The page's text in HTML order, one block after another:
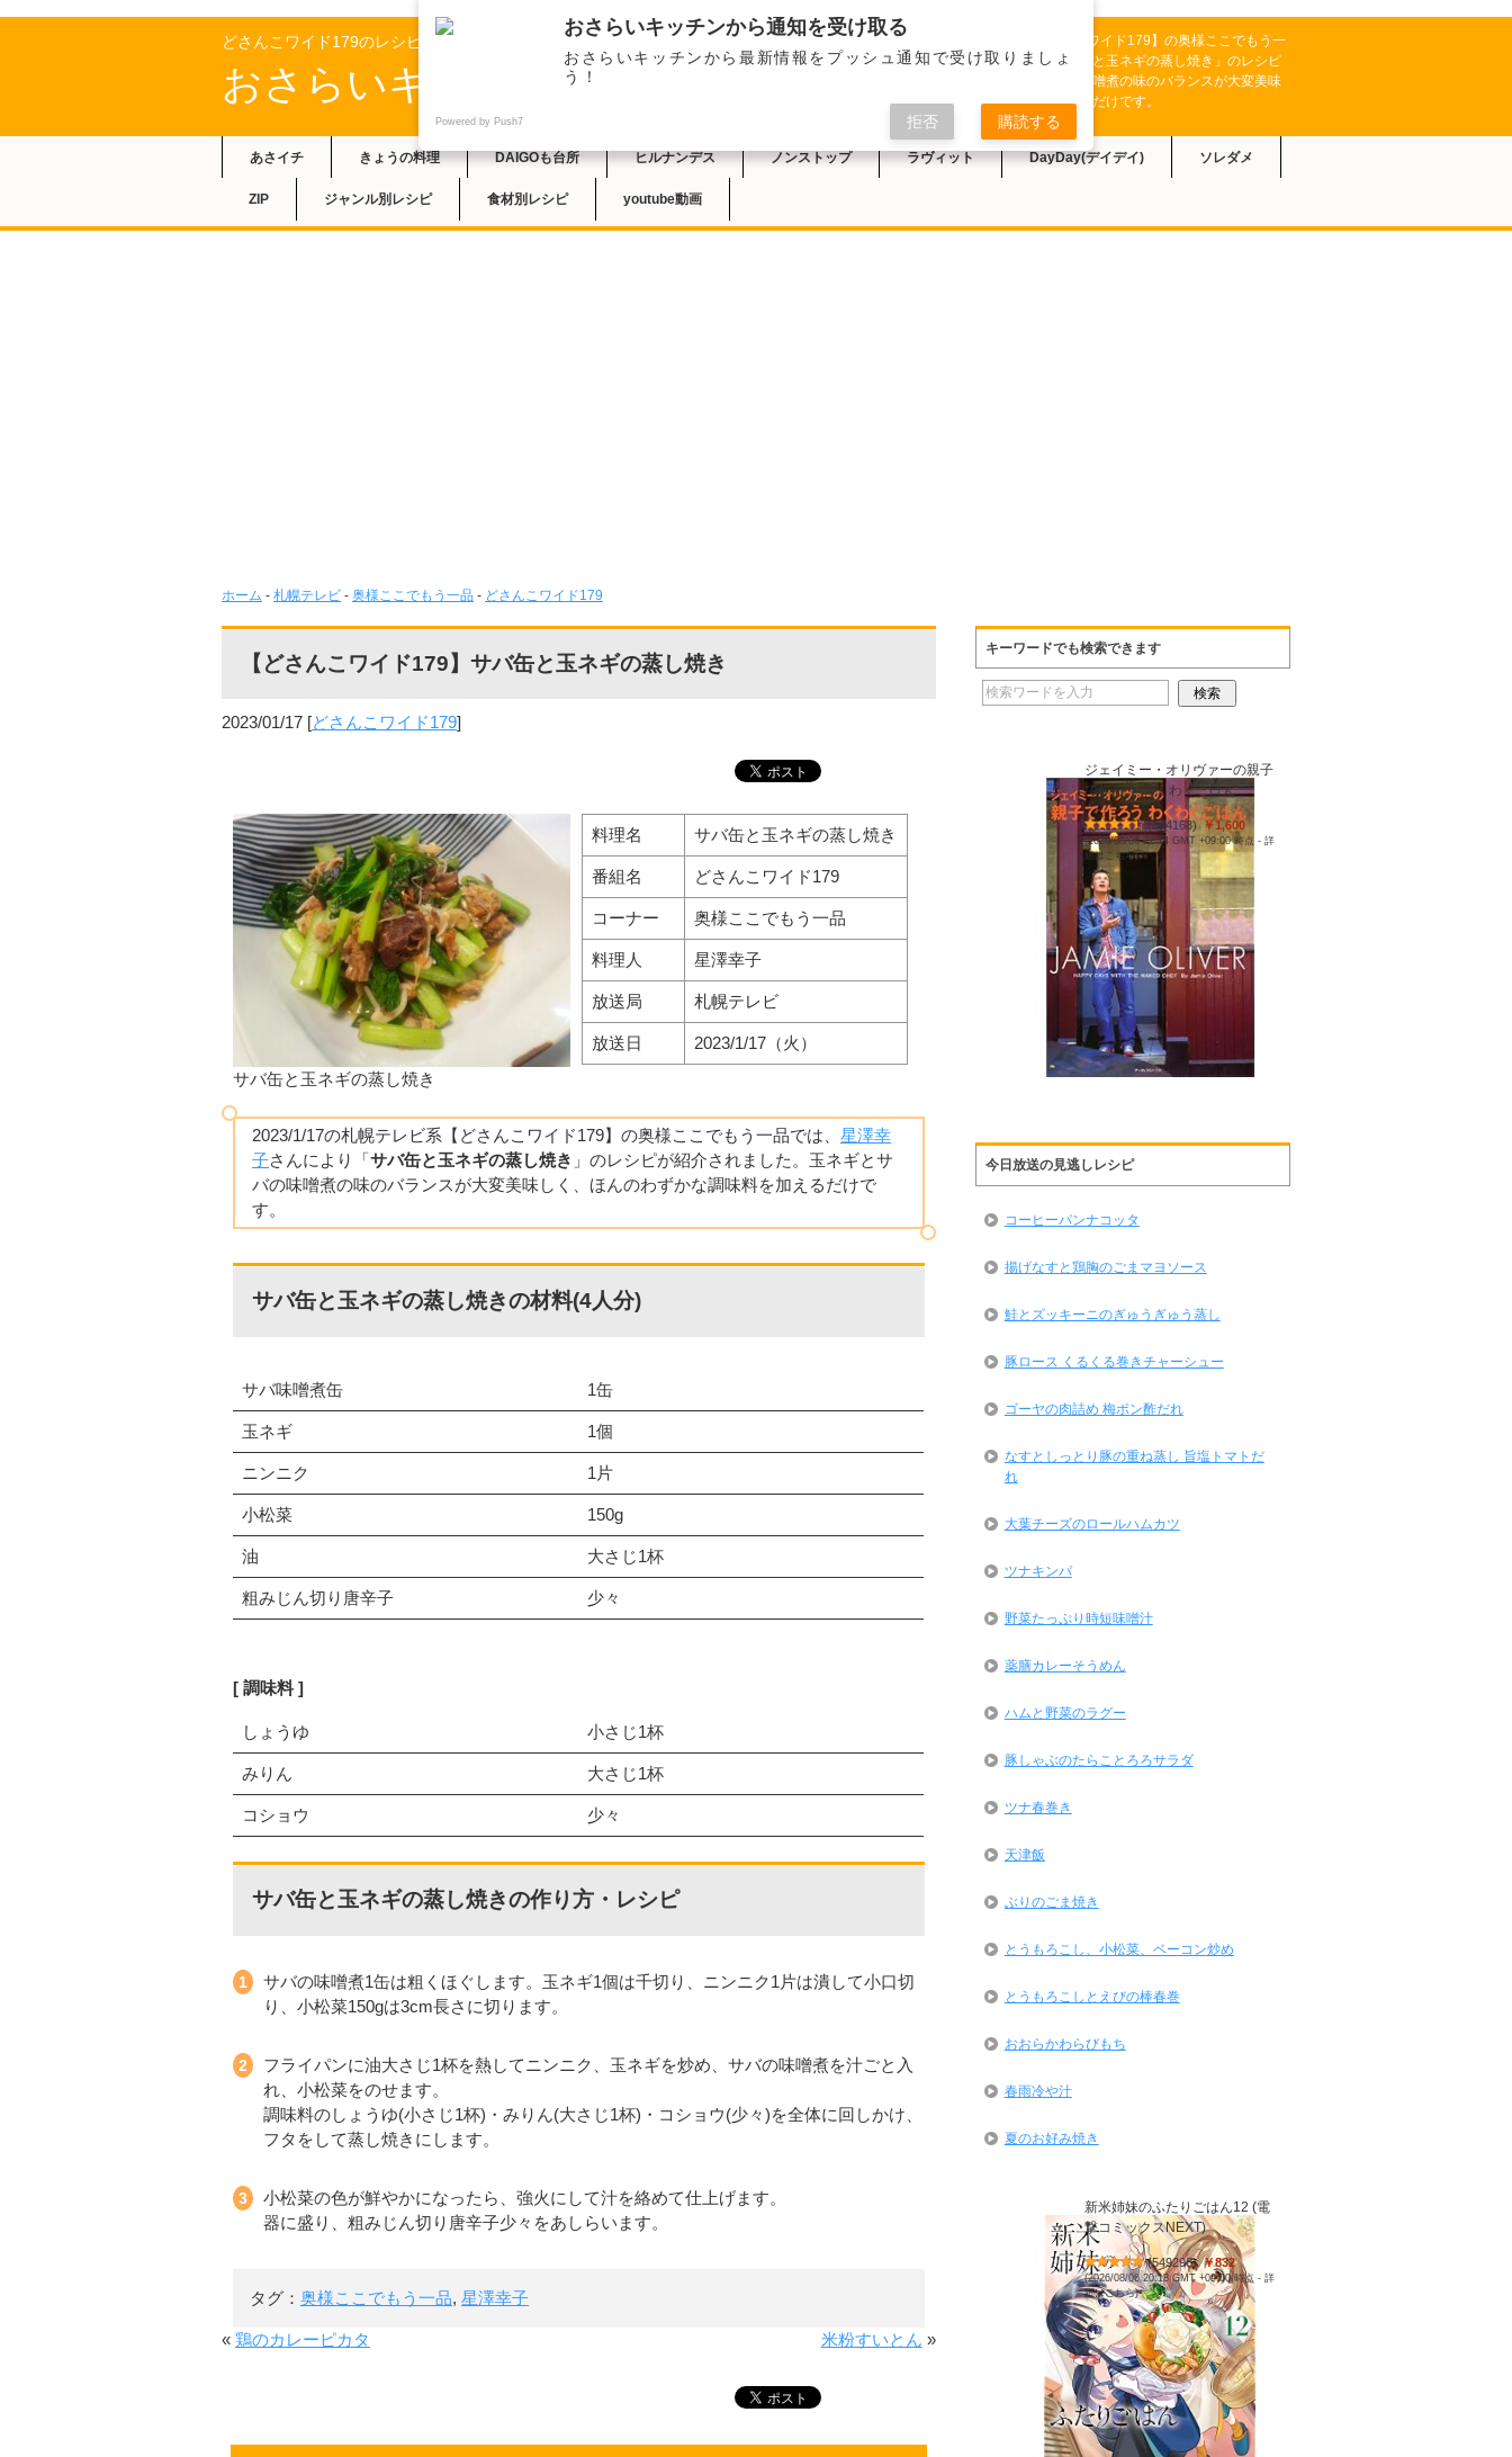
どさんこワイド179のレシピ
おさらいキッチン
2023/1/17の札幌テレビ系【どさんこワイド179】の奥様ここでもう一
品では、星澤幸子さんにより「サバ缶と玉ネギの蒸し焼き」のレシピ
が紹介されました。玉ネギとサバの味噌煮の味のバランスが大変美味
しく、ほんのわずかな調味料を加えるだけです。
あさイチ きょうの料理 DAIGOも台所 ヒルナンデス ノンストップ ラヴィット DayDay(デイデイ) ソレダメ
ZIP ジャンル別レシピ 食材別レシピ youtube動画
ホーム - 札幌テレビ - 奥様ここでもう一品 - どさんこワイド179
【どさんこワイド179】サバ缶と玉ネギの蒸し焼き
2023/01/17 [どさんこワイド179]
サバ缶と玉ネギの蒸し焼き
料理名 サバ缶と玉ネギの蒸し焼き
番組名 どさんこワイド179
コーナー 奥様ここでもう一品
料理人 星澤幸子
放送局 札幌テレビ
放送日 2023/1/17（火）
2023/1/17の札幌テレビ系【どさんこワイド179】の奥様ここでもう一品では、 星澤幸
子さんにより「サバ缶と玉ネギの蒸し焼き 」のレシピが紹介されました。玉ネギとサ
バの味噌煮の味のバランスが大変美味しく、ほんのわずかな調味料を加えるだけで
す。
サバ缶と玉ネギの蒸し焼きの材料(4人分)
サバ味噌煮缶 1缶
玉ネギ 1個
ニンニク 1片
小松菜 150g
油 大さじ1杯
粗みじん切り唐辛子 少々
調味料
しょうゆ 小さじ1杯
みりん 大さじ1杯
コショウ 少々
サバ缶と玉ネギの蒸し焼きの作り方・レシピ
サバの味噌煮1缶は粗くほぐします。玉ネギ1個は千切り、ニンニク1片は潰して小口切
り、小松菜150gは3cm長さに切ります。
フライパンに油大さじ1杯を熱してニンニク、玉ネギを炒め、サバの味噌煮を汁ごと入
れ、小松菜をのせます。
調味料のしょうゆ(小さじ1杯)・みりん(大さじ1杯)・コショウ(少々)を全体に回しかけ、
フタをして蒸し焼きにします。
小松菜の色が鮮やかになったら、強火にして汁を絡めて仕上げます。
器に盛り、粗みじん切り唐辛子少々をあしらいます。
タグ： 奥様ここでもう一品, 星澤幸子
« 鶏のカレーピカタ 米粉すいとん »
キーワードでも検索できます
ジェイミー・オリヴァーの親子
で作ろう わくわくごはん
(544168) ￥1,600
(2026/08/06 22:14 GMT +09:00 時点 -詳
細はこちら)
今日放送の見逃しレシピ
コーヒーパンナコッタ
揚げなすと鶏胸のごまマヨソース
鮭とズッキーニのぎゅうぎゅう蒸し
豚ロース くるくる巻きチャーシュー
ゴーヤの肉詰め 梅ポン酢だれ
なすとしっとり豚の重ね蒸し 旨塩トマトだ
れ
大葉チーズのロールハムカツ
ツナキンパ
野菜たっぷり時短味噌汁
薬膳カレーそうめん
ハムと野菜のラグー
豚しゃぶのたらことろろサラダ
ツナ春巻き
天津飯
ぶりのごま焼き
とうもろこし、小松菜、ベーコン炒め
とうもろこしとえびの棒春巻
おおらかわらびもち
春雨冷や汁
夏のお好み焼き
新米姉妹のふたりごはん12 (電
撃コミックスNEXT)
(549298) ￥832
(2026/08/06 20:18 GMT +09:00 時点 -詳
細はこちら)
おさらいキッチンから通知を受け取る
おさらいキッチンから最新情報をプッシュ通知で受け取りましょ
う！
Powered by Push7 拒否 購読する